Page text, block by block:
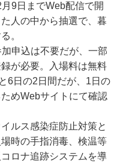
9日までWeb配信で開
人の中から抽選で、暮
。
申込は不要だが、一部
が必要。入場料は無料
6日の2日間だが、1日の
めWebサイトにて確認
ルス感染症防止対策と
時の手指消毒、検温等
ロナ追跡システムを導